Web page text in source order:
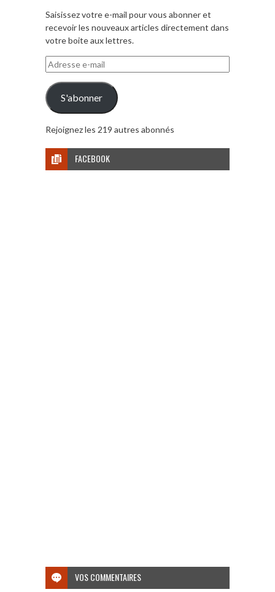
Saisissez votre e-mail pour vous abonner et
recevoir les nouveaux articles directement dans
votre boite aux lettres.
Adresse
e-
mail
S'abonner
Rejoignez les 219 autres abonnés
FACEBOOK
VOS COMMENTAIRES